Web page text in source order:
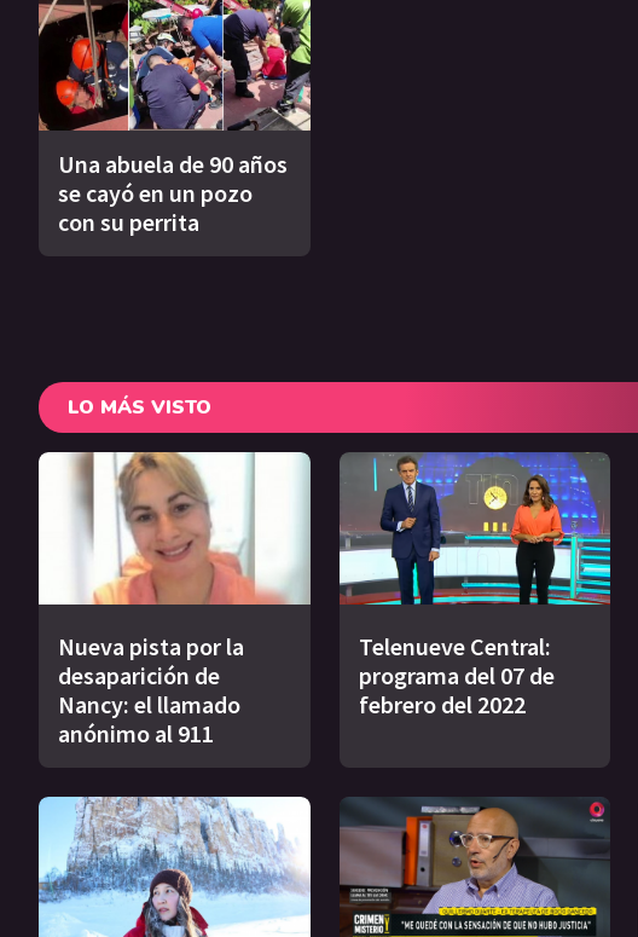
Una abuela de 90 años
se cayó en un pozo
con su perrita
LO MÁS VISTO
Nueva pista por la
desaparición de
Nancy: el llamado
anónimo al 911
Telenueve Central:
programa del 07 de
febrero del 2022